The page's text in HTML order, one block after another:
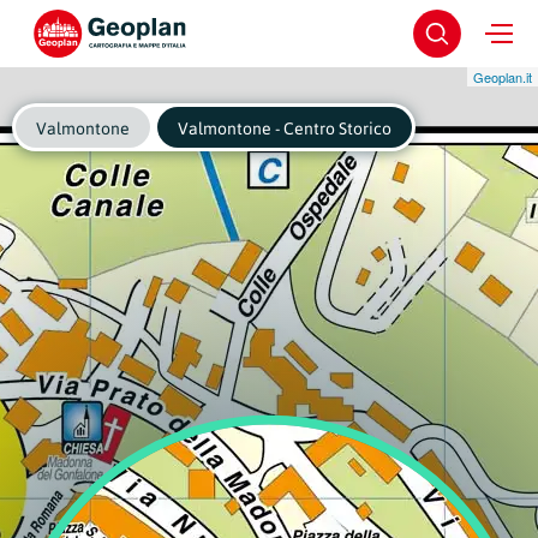
Geoplan.it
Valmontone Valmontone - Centro Storico